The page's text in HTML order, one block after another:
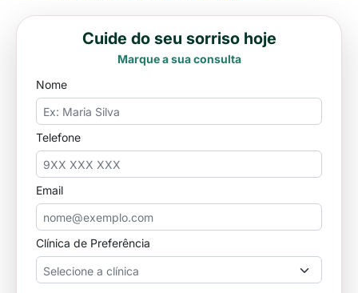
Cuide do seu sorriso hoje
Marque a sua consulta
Nome
Telefone
Email
Clínica de Preferência
Selecione a clínica